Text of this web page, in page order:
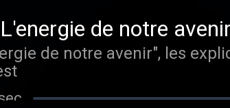
de notre
fondateur
de notre avenir", les